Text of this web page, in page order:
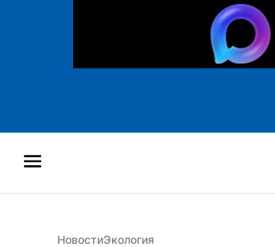
НовостиЭкология